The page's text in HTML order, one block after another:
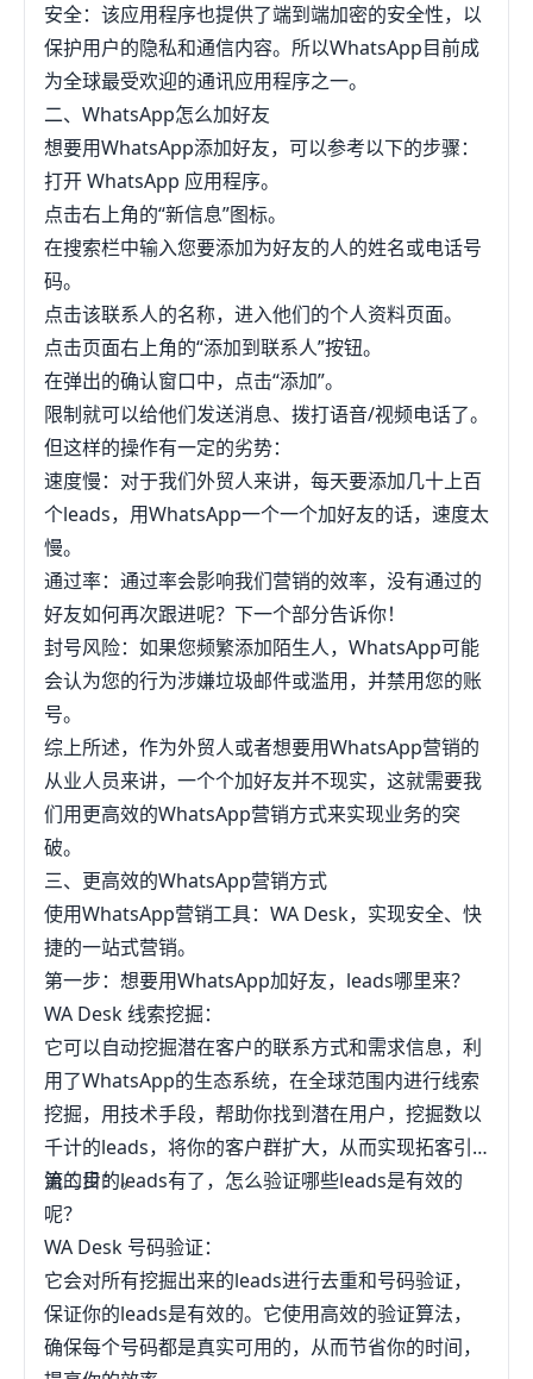
安全：该应用程序也提供了端到端加密的安全性，以
保护用户的隐私和通信内容。所以WhatsApp目前成
为全球最受欢迎的通讯应用程序之一。
二、WhatsApp怎么加好友
想要用WhatsApp添加好友，可以参考以下的步骤：
打开 WhatsApp 应用程序。
点击右上角的“新信息”图标。
在搜索栏中输入您要添加为好友的人的姓名或电话号
码。
点击该联系人的名称，进入他们的个人资料页面。
点击页面右上角的“添加到联系人”按钮。
在弹出的确认窗口中，点击“添加”。
限制就可以给他们发送消息、拨打语音/视频电话了。
但这样的操作有一定的劣势：
速度慢：对于我们外贸人来讲，每天要添加几十上百
个leads，用WhatsApp一个一个加好友的话，速度太
慢。
通过率：通过率会影响我们营销的效率，没有通过的
好友如何再次跟进呢？下一个部分告诉你！
封号风险：如果您频繁添加陌生人，WhatsApp可能
会认为您的行为涉嫌垃圾邮件或滥用，并禁用您的账
号。
综上所述，作为外贸人或者想要用WhatsApp营销的
从业人员来讲，一个个加好友并不现实，这就需要我
们用更高效的WhatsApp营销方式来实现业务的突
破。
三、更高效的WhatsApp营销方式
使用WhatsApp营销工具：WA Desk，实现安全、快
捷的一站式营销。
第一步：想要用WhatsApp加好友，leads哪里来？
WA Desk 线索挖掘：
它可以自动挖掘潜在客户的联系方式和需求信息，利
用了WhatsApp的生态系统，在全球范围内进行线索
挖掘，用技术手段，帮助你找到潜在用户，挖掘数以
千计的leads，将你的客户群扩大，从而实现拓客引
流的目的。
第二步：leads有了，怎么验证哪些leads是有效的
呢？
WA Desk 号码验证：
它会对所有挖掘出来的leads进行去重和号码验证，
保证你的leads是有效的。它使用高效的验证算法，
确保每个号码都是真实可用的，从而节省你的时间，